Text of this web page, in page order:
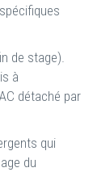
de stage).
à
détaché par
qui
du